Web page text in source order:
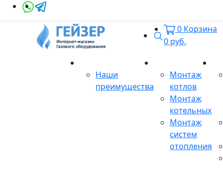
Поиск
0 Корзина
0 руб.
Наши
преимущества
Монтаж
котлов
Монтаж
котельных
Монтаж
систем
отопления